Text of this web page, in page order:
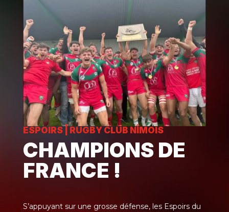
ESPOIRS| RUGBY CLUB NÎMOIS
CHAMPIONS DE
FRANCE !
S’appuyant sur une grosse défense, les Espoirs du